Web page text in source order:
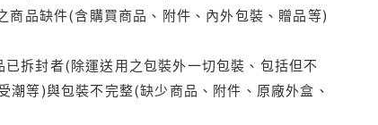
品缺件(含購買商品、附件、內外包裝、贈品等)
拆封者(除運送用之包裝外一切包裝、包括但不
等)與包裝不完整(缺少商品、附件、原廠外盒、